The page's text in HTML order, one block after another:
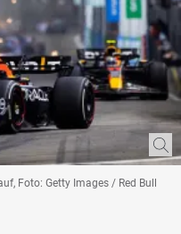
Foto: Getty Images / Red Bull